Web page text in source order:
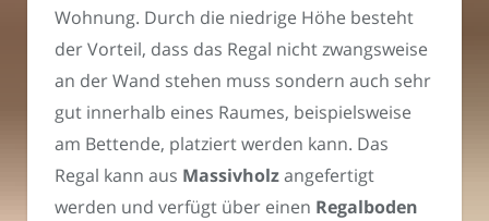
Wohnung. Durch die niedrige Höhe besteht
der Vorteil, dass das Regal nicht zwangsweise
an der Wand stehen muss sondern auch sehr
gut innerhalb eines Raumes, beispielsweise
am Bettende, platziert werden kann. Das
Regal kann aus Massivholzangefertigt
werden und verfügt über einen Regalboden